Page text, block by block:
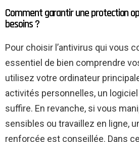
Comment garantir une protection
besoins ?
Pour choisir l’antivirus qui vous
essentiel de bien comprendre
utilisez votre ordinateur
activités personnelles, un
suffire. En revanche, si vous
sensibles ou travaillez en ligne,
renforcée est conseillée. Dans